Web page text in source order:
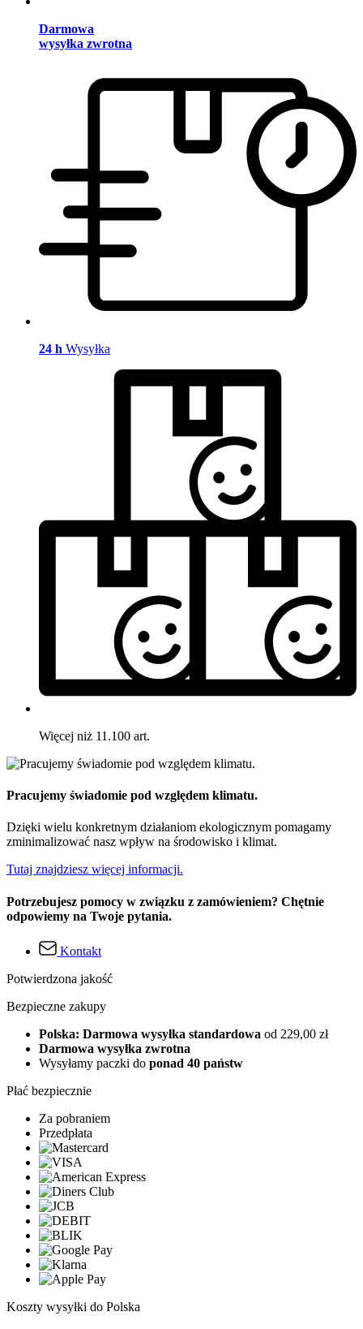
Darmowa
wysyłka zwrotna
24 h Wysyłka
Więcej niż 11.100 art.
Pracujemy świadomie pod względem klimatu.
Dzięki wielu konkretnym działaniom ekologicznym pomagamy
zminimalizować nasz wpływ na środowisko i klimat.
Tutaj znajdziesz więcej informacji.
Potrzebujesz pomocy w związku z zamówieniem? Chętnie
odpowiemy na Twoje pytania.
Kontakt
Potwierdzona jakość
Bezpieczne zakupy
Polska: Darmowa wysyłka standardowa od 229,00 zł
Darmowa wysyłka zwrotna
Wysyłamy paczki do ponad 40 państw
Płać bezpiecznie
Za pobraniem
Przedpłata
Koszty wysyłki do Polska